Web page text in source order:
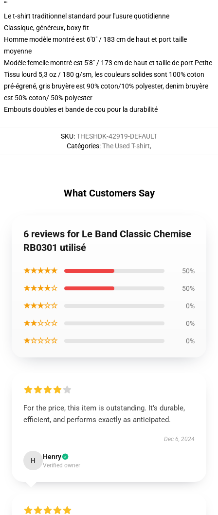
""
Le t-shirt traditionnel standard pour l'usure quotidienne
Classique, généreux, boxy fit
Homme modèle montré est 6'0" / 183 cm de haut et port taille
moyenne
Modèle femelle montré est 5'8" / 173 cm de haut et taille de port Petite
Tissu lourd 5,3 oz / 180 g/sm, les couleurs solides sont 100% coton
pré-égrené, gris bruyère est 90% coton/10% polyester, denim bruyère
est 50% coton/ 50% polyester
Embouts doubles et bande de cou pour la durabilité
SKU:THESHDK-42919-DEFAULT
Catégories:The Used T-shirt,
What Customers Say
6 reviews for Le Band Classic Chemise
RB0301 utilisé
★★★★★ 50%
★★★★☆ 50%
★★★☆☆ 0%
★★☆☆☆ 0%
★☆☆☆☆ 0%
For the price, this item is outstanding. It’s durable,
efficient, and performs exactly as anticipated.
Dec 6, 2024
H Henry
Verified owner